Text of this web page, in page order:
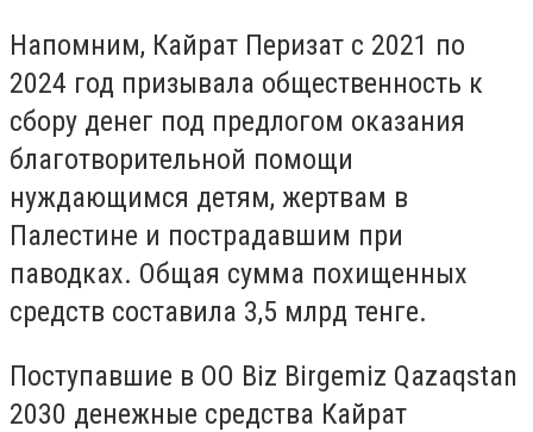
Напомним, Кайрат Перизат с 2021 по
2024 год призывала общественность к
сбору денег под предлогом оказания
благотворительной помощи
нуждающимся детям, жертвам в
Палестине и пострадавшим при
паводках. Общая сумма похищенных
средств составила 3,5 млрд тенге.
Поступавшие в ОО Biz Birgemiz Qazaqstan
2030 денежные средства Кайрат